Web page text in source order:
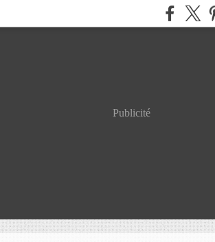
Publicité